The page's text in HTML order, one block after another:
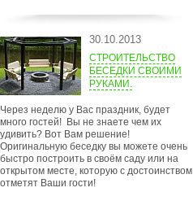
30.10.2013
СТРОИТЕЛЬСТВО
БЕСЕДКИ СВОИМИ
РУКАМИ.
Через неделю у Вас праздник, будет
много гостей! Вы не знаете чем их
удивить? Вот Вам решение!
Оригинальную беседку вы можете очень
быстро построить в своём саду или на
открытом месте, которую с достоинством
отметят Ваши гости!